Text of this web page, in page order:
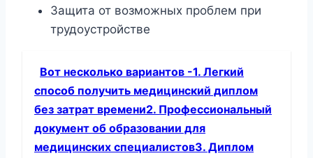
Защита от возможных проблем при
трудоустройстве
Вот несколько вариантов -1. Легкий
способ получить медицинский диплом
без затрат времени2. Профессиональный
документ об образовании для
медицинских специалистов3. Диплом